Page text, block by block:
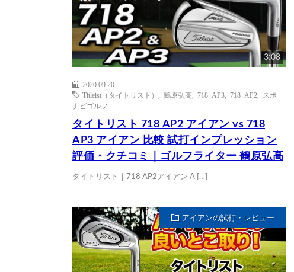
3:08
2020.09.20
Titleist（タイトリスト）
鶴原弘高 718 AP3 718 AP2
スポ
ナビゴルフ
タイトリスト 718 AP2 アイアン vs 718
AP3 アイアン 比較 試打インプレッション
評価・クチコミ｜ゴルフライター 鶴原弘高
タイトリスト｜718 AP2アイアン A […]
アイアンの試打・レビュー